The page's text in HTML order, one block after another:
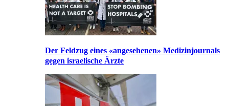
Der Feldzug eines «angesehenen» Medizinjournals
gegen israelische Ärzte